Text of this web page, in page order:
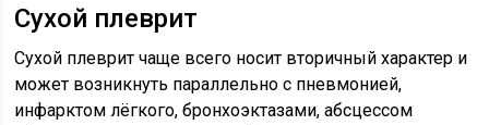
Сухой плеврит
Сухой плеврит чаще всего носит вторичный характер и
может возникнуть параллельно с пневмонией,
инфарктом лёгкого, бронхоэктазами, абсцессом